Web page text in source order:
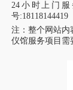
24小时上门服
号:18118144419
注： 整个网站内
仪馆服务项目需